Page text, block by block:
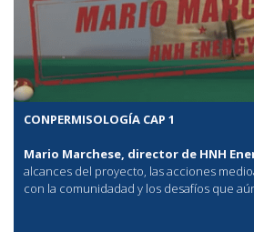
CONPERMISOLOGÍA CAP 1
Mario Marchese, director de HNH
alcances del proyecto, las acciones
con la comunidadad y los desafíos que